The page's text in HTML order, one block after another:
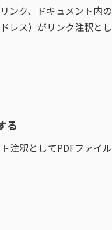
ンク、ドキュメント内
レス）がリンク注釈と
る
注釈としてPDFファイ